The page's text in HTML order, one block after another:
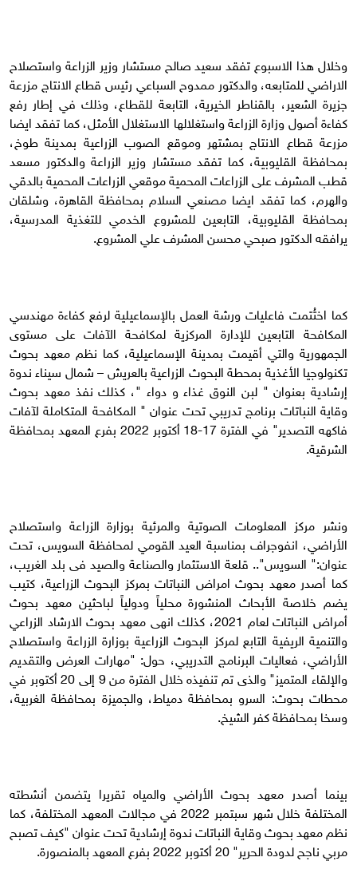
وخلال هذا الاسبوع تفقد سعيد صالح مستشار وزير الزراعة واستصلاح
الاراضي للمتابعه، والدكتور ممدوح السباعي رئيس قطاع الانتاج مزرعة
جزيرة الشعير، بالقناطر الخيرية، التابعة للقطاع، وذلك في إطار رفع
كفاءة أصول وزارة الزراعة واستغلالها الاستغلال الأمثل، كما تفقد ايضا
مزرعة قطاع الانتاج بمشتهر وموقع الصوب الزراعية بمدينة طوخ،
بمحافظة القليوبية، كما تفقد مستشار وزير الزراعة والدكتور مسعد
قطب المشرف على الزراعات المحمية موقعي الزراعات المحمية بالدقي
والهرم، كما تفقد ايضا مصنعي السلام بمحافظة القاهرة، وشلقان
بمحافظة القليوبية، التابعين للمشروع الخدمي للتغذية المدرسية،
يرافقه الدكتور صبحي محسن المشرف علي المشروع.
كما اختُتمت فاعليات ورشة العمل بالإسماعيلية لرفع كفاءة مهندسي
المكافحة التابعين للإدارة المركزية لمكافحة الآفات على مستوى
الجمهورية والتي أقيمت بمدينة الإسماعيلية، كما نظم معهد بحوث
تكنولوجيا الأغذية بمحطة البحوث الزراعية بالعريش – شمال سيناء ندوة
إرشادية بعنوان " لبن النوق غذاء و دواء "، كذلك نفذ معهد بحوث
وقاية النباتات برنامج تدريبي تحت عنوان " المكافحة المتكاملة لآفات
فاكهه التصدير" في الفترة 17-18 أكتوبر 2022 بفرع المعهد بمحافظة
الشرقية.
ونشر مركز المعلومات الصوتية والمرئية بوزارة الزراعة واستصلاح
الأراضي، انفوجراف بمناسبة العيد القومي لمحافظة السويس، تحت
عنوان:" السويس".. قلعة الاستثمار والصناعة والصيد فى بلد الغريب،
كما أصدر معهد بحوث امراض النباتات بمركز البحوث الزراعية، كتيب
يضم خلاصة الأبحاث المنشورة محلياً ودولياً لباحثين معهد بحوث
أمراض النباتات لعام 2021، كذلك انهى معهد بحوث الارشاد الزراعي
والتنمية الريفية التابع لمركز البحوث الزراعية بوزارة الزراعة واستصلاح
الأراضي، فعاليات البرنامج التدريبي، حول: "مهارات العرض والتقديم
والإلقاء المتميز" والذى تم تنفيذه خلال الفترة من 9 إلى 20 أكتوبر في
محطات بحوث: السرو بمحافظة دمياط، والجميزة بمحافظة الغربية،
وسخا بمحافظة كفر الشيخ.
بينما أصدر معهد بحوث الأراضي والمياه تقريرا يتضمن أنشطته
المختلفة خلال شهر سبتمبر 2022 في مجالات المعهد المختلفة، كما
نظم معهد بحوث وقاية النباتات ندوة إرشادية تحت عنوان "كيف تصبح
مربي ناجح لدودة الحرير" 20 أكتوبر 2022 بفرع المعهد بالمنصورة.